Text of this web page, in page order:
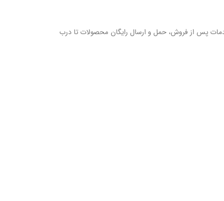
پس از فروش، حمل و ارسال رایگان محصولات تا درب